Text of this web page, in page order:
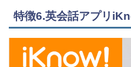
特徴6.英会話アプリ